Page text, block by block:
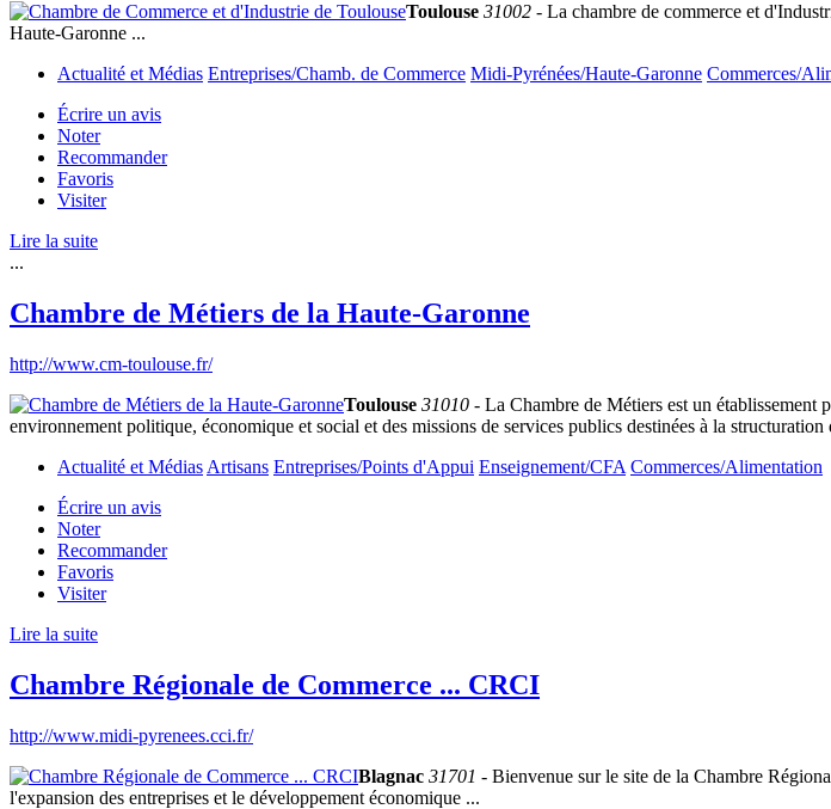
Toulouse 31002 - La chambre de commerce et
Haute-Garonne ...
Actualité et Médias Entreprises/Chamb. de Commerce Midi-Pyrénées/Haute-Garonne Commerces/
Écrire un avis
Noter
Recommander
Favoris
Visiter
Lire la suite
...
Chambre de Métiers de la Haute-Garonne
http://www.cm-toulouse.fr/
Toulouse 31010 - La Chambre de Métiers est un établissement
environnement politique, économique et social et des missions de services publics destinées à la structuration
Actualité et Médias Artisans Entreprises/Points d'Appui Enseignement/CFA Commerces/Alimentation
Écrire un avis
Noter
Recommander
Favoris
Visiter
Lire la suite
Chambre Régionale de Commerce ... CRCI
http://www.midi-pyrenees.cci.fr/
Blagnac 31701 - Bienvenue sur le site de la Chambre
l'expansion des entreprises et le développement économique ...